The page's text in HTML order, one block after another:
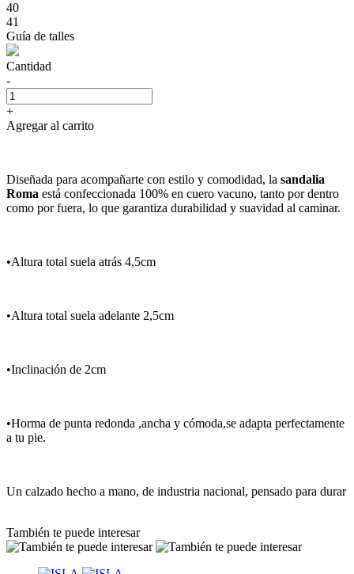
40
41
Guía de talles
Cantidad
-
+
Agregar al carrito
Diseñada para acompañarte con estilo y comodidad, la sandalia
Roma está confeccionada 100% en cuero vacuno, tanto por dentro
como por fuera, lo que garantiza durabilidad y suavidad al caminar.
•Altura total suela atrás 4,5cm
•Altura total suela adelante 2,5cm
•Inclinación de 2cm
•Horma de punta redonda ,ancha y cómoda,se adapta perfectamente
a tu pie.
Un calzado hecho a mano, de industria nacional, pensado para durar
También te puede interesar